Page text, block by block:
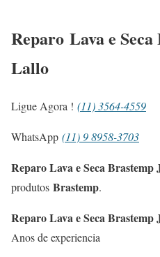
Reparo Lava e
Lallo
Ligue Agora ! (11) 3564-4559
WhatsApp (11) 9 8958-3703
Reparo Lava e Seca
produtos Brastemp.
Reparo Lava e Seca
Anos de experiencia